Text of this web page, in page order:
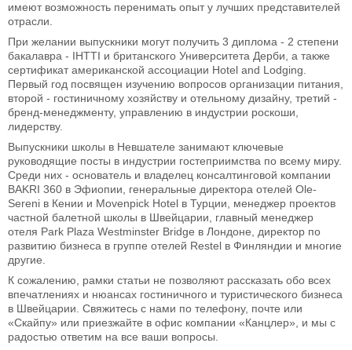
имеют возможность перенимать опыт у лучших представителей
отрасли.
При желании выпускники могут получить 3 диплома - 2 степени
бакалавра - IHTTI и британского Университета Дерби, а также
сертификат американской ассоциации Hotel and Lodging.
Первый год посвящен изучению вопросов организации питания,
второй - гостиничному хозяйству и отельному дизайну, третий -
бренд-менеджменту, управлению в индустрии роскоши,
лидерству.
Выпускники школы в Невшателе занимают ключевые
руководящие посты в индустрии гостеприимства по всему миру.
Среди них - основатель и владелец консалтинговой компании
BAKRI 360 в Эфиопии, генеральные директора отелей Ole-
Sereni в Кении и Movenpick Hotel в Турции, менеджер проектов
частной балетной школы в Швейцарии, главный менеджер
отеля Park Plaza Westminster Bridge в Лондоне, директор по
развитию бизнеса в группе отелей Restel в Финляндии и многие
другие.
К сожалению, рамки статьи не позволяют рассказать обо всех
впечатлениях и нюансах гостиничного и туристического бизнеса
в Швейцарии. Свяжитесь с нами по телефону, почте или
«Скайпу» или приезжайте в офис компании «Канцлер», и мы с
радостью ответим на все ваши вопросы.